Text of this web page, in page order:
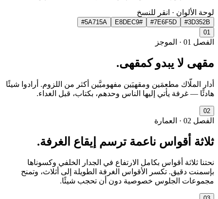
لوحة الألوان · انقر للنسخ
#3D352B
#7E6F5D
#E8DEC9
#5A715A
01
الفصل 01
· الموجز
مقهى لا يبدو كمقهى.
أدار الملّاك مطعمَين ومقهيَين مفهوميَّين أكثر من اللزوم. أرادوا شيئًا
هادئًا — غرفة يأتي إليها الناس وحدهم، بكتاب، قبل الغداء.
02
الفصل 02
· العمارة
ثلاثة أقواس ناعمة ترسم إيقاع الغرفة.
نحتنا ثلاثة أقواس بكامل الارتفاع في الجدار الخلفي وكسوناها
بإسمنت دقيق. تكسر الأقواس الغرفة الطويلة إلى أثلاث، وتمنح
مجموعات الجلوس خصوصية دون أن تحجب شيئًا.